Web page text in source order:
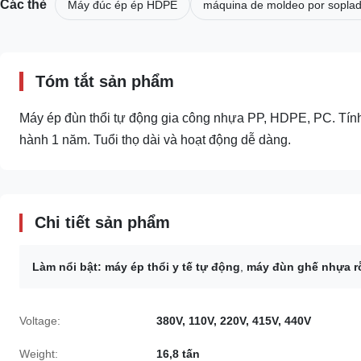
Các thẻ Máy đúc ép ép HDPE máquina de moldeo por
Tóm tắt sản phẩm
Máy ép đùn thổi tự động gia công nhựa PP, HDPE, PC.
hành 1 năm. Tuổi thọ dài và hoạt động dễ dàng.
Chi tiết sản phẩm
Làm nổi bật: máy ép thổi y tế tự động máy đùn ghế nhựa
Voltage: 380V, 110V, 220V, 415V, 440V
Weight: 16,8 tấn